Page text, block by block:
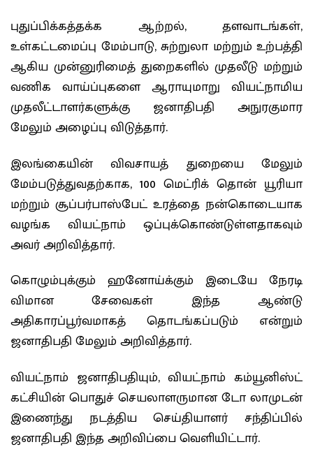
புதுப்பிக்கத்தக்க ஆற்றல், தளவாடங்கள்,
உள்கட்டமைப்பு மேம்பாடு, சுற்றுலா மற்றும் உற்பத்தி
ஆகிய முன்னுரிமைத் துறைகளில் முதலீடு மற்றும்
வணிக வாய்ப்புகளை ஆராயுமாறு வியட்நாமிய
முதலீட்டாளர்களுக்கு ஜனாதிபதி அநுரகுமார
மேலும் அழைப்பு விடுத்தார்.
இலங்கையின் விவசாயத் துறையை மேலும்
மேம்படுத்துவதற்காக, 100 மெட்ரிக் தொன் யூரியா
மற்றும் சூப்பர்பாஸ்பேட் உரத்தை நன்கொடையாக
வழங்க வியட்நாம் ஒப்புக்கொண்டுள்ளதாகவும்
அவர் அறிவித்தார்.
கொழும்புக்கும் ஹனோய்க்கும் இடையே நேரடி
விமான சேவைகள் இந்த ஆண்டு
அதிகாரப்பூர்வமாகத் தொடங்கப்படும் என்றும்
ஜனாதிபதி மேலும் அறிவித்தார்.
வியட்நாம் ஜனாதிபதியும், வியட்நாம் கம்யூனிஸ்ட்
கட்சியின் பொதுச் செயலாளருமான டோ லாமுடன்
இணைந்து நடத்திய செய்தியாளர் சந்திப்பில்
ஜனாதிபதி இந்த அறிவிப்பை வெளியிட்டார்.